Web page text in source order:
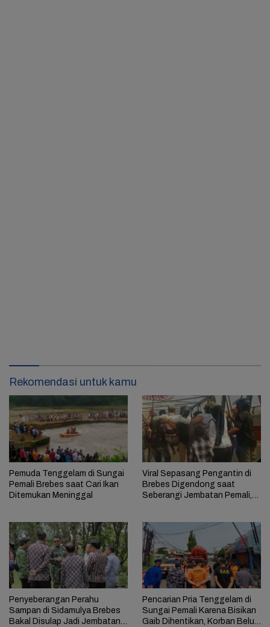
Rekomendasi untuk kamu
Pemuda Tenggelam di Sungai
Pemali Brebes saat Cari Ikan
Ditemukan Meninggal
Viral Sepasang Pengantin di
Brebes Digendong saat
Seberangi Jembatan Pemali,
Penyeberangan Perahu
Sampan di Sidamulya Brebes
Bakal Disulap Jadi Jembatan
Pencarian Pria Tenggelam di
Sungai Pemali Karena Bisikan
Gaib Dihentikan, Korban Belum